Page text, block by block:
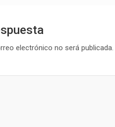
electrónico no será publicada.